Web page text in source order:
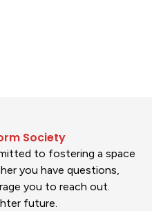
Society
to fostering a space
you have questions,
you to reach out.
future.